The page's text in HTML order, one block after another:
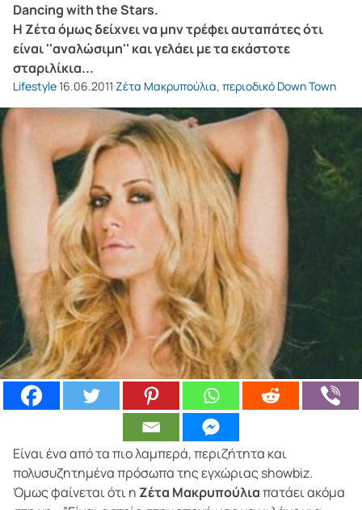
Dancing with the Stars.
Η Ζέτα όμως δείχνει να μην τρέφει αυταπάτες ότι
είναι ''αναλώσιμη'' και γελάει με τα εκάστοτε
σταριλίκια...
Lifestyle16.06.2011 Ζέτα Μακρυπούλια, περιοδικό Down Town
Είναι ένα από τα πιο λαμπερά, περιζήτητα και
πολυσυζητημένα πρόσωπα της εγχώριας showbiz.
Όμως φαίνεται ότι η Ζέτα Μακρυπούλιαπατάει ακόμα